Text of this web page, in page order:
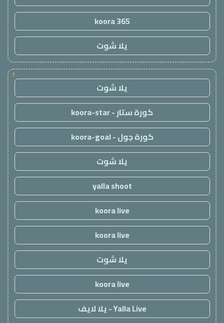
koora 365
يلا شوت
!
يلا شوت
كورة ستار - koora-star
كورة جول - koora-goal
يلا شوت
yalla shoot
koora live
koora live
يلا شوت
koora live
Yalla Live - يلا لايف